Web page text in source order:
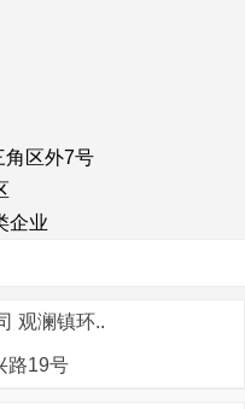
角区外7号
类企业
观澜镇环..
路19号